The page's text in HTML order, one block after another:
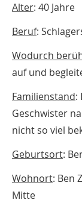
Alter: 40 Jahre
Beruf:
Wodurch
auf und
Familienstand:
Geschwister
nicht so viel
Geburtsort:
Wohnort: Ben
Mitte